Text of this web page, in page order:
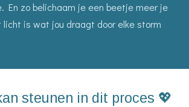
En zo belichaam je een beetje meer je
is wat jou draagt door elke storm
steunen in dit proces 💖